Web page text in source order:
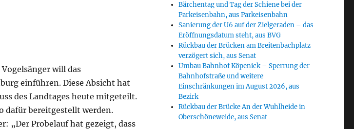
will das
einführen. Diese Absicht hat
des Landtages heute mitgeteilt.
dafür bereitgestellt werden.
„Der Probelauf hat gezeigt, dass
Bärchentag und Tag der Schiene bei der
Parkeisenbahn, aus Parkeisenbahn
Sanierung der U6 auf der Zielgeraden – das
Eröffnungsdatum steht, aus BVG
Rückbau der Brücken am Breitenbachplatz
verzögert sich, aus Senat
Umbau Bahnhof Köpenick – Sperrung der
Bahnhofstraße und weitere
Einschränkungen im August 2026, aus
Bezirk
Rückbau der Brücke An der Wuhlheide in
Oberschöneweide, aus Senat